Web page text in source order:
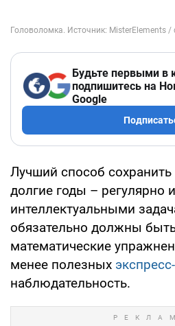
Будьте первыми в
подпишитесь на
Google
Лучший способ сохранить
долгие годы – регулярно
интеллектуальными
обязательно должны
математические
менее полезных
наблюдательность.